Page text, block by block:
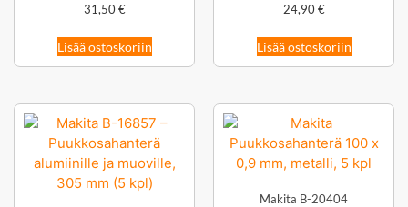
31,50€
Lisää ostoskoriin
24,90€
Lisää ostoskoriin
Makita B-20404